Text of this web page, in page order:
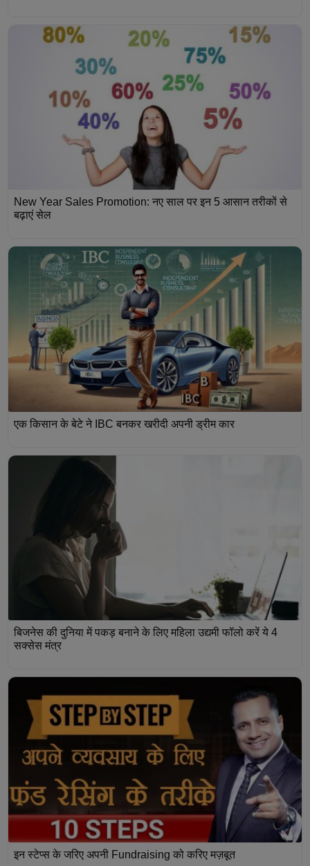
New Year Sales Promotion: नए साल पर इन 5 आसान तरीकों से
बढ़ाएं सेल
एक किसान के बेटे ने IBC बनकर खरीदी अपनी ड्रीम कार
बिजनेस की दुनिया में पकड़ बनाने के लिए महिला उद्यमी फॉलो करें ये 4
सक्सेस मंत्र
इन स्टेप्स के जरिए अपनी Fundraising को करिए मज़बूत